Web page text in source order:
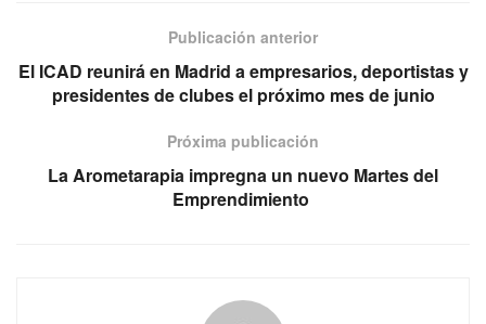
Publicación anterior
El ICAD reunirá en Madrid a empresarios, deportistas y
presidentes de clubes el próximo mes de junio
Próxima publicación
La Arometarapia impregna un nuevo Martes del
Emprendimiento